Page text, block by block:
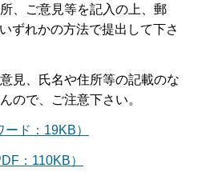
、ご意見等を記入の上、郵
ずれかの方法で提出して下さ
見、氏名や住所等の記載のな
ので、ご注意下さい。
ド：19KB）
：110KB）